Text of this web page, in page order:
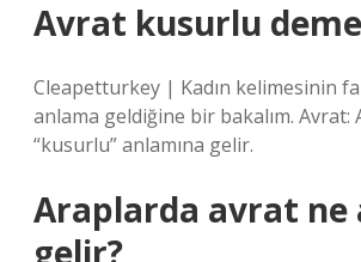
Avrat kusurlu
Cleapetturkey | Kadın kelimesinin
anlama geldiğine bir bakalım. Avrat:
“kusurlu” anlamına gelir.
Araplarda avrat ne
gelir?